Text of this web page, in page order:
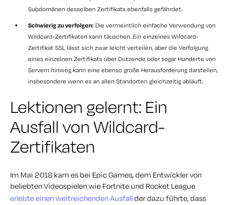
Subdomänen desselben Zertifikats ebenfalls gefährdet.
Schwierig zu verfolgen: Die vermeintlich einfache Verwendung von
Wildcard-Zertifikaten kann täuschen. Ein einzelnes Wildcard-
Zertifikat SSL lässt sich zwar leicht verteilen, aber die Verfolgung
eines einzelnen Zertifikats über Dutzende oder sogar Hunderte von
Servern hinweg kann eine ebenso große Herausforderung darstellen,
insbesondere wenn es an allen Standorten gleichzeitig abläuft.
Lektionen gelernt: Ein
Ausfall von Wildcard-
Zertifikaten
Im Mai 2018 kam es bei Epic Games, dem Entwickler von
beliebten Videospielen wie Fortnite und Rocket League
erlebte einen weitreichenden Ausfallder dazu führte, dass